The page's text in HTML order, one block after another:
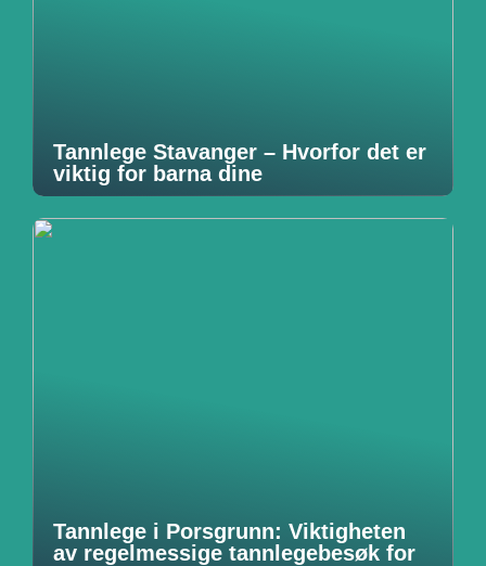
Tannlege Stavanger – Hvorfor det er
viktig for barna dine
Tannlege i Porsgrunn: Viktigheten
av regelmessige tannlegebesøk for